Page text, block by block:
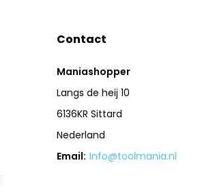
Contact
Maniashopper
Langs de heij 10
6136KR Sittard
Nederland
Email: Info@toolmania.nl